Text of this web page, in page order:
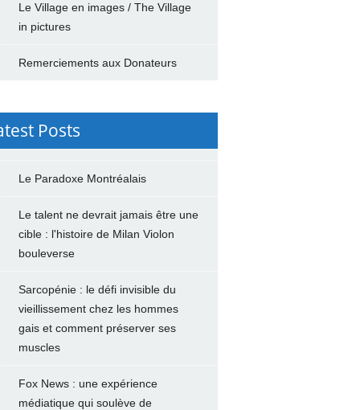
Le Village en images / The Village
in pictures
Remerciements aux Donateurs
Posts
Le Paradoxe Montréalais
Le talent ne devrait jamais être une
cible : l'histoire de Milan Violon
bouleverse
Sarcopénie : le défi invisible du
vieillissement chez les hommes
gais et comment préserver ses
muscles
Fox News : une expérience
médiatique qui soulève de